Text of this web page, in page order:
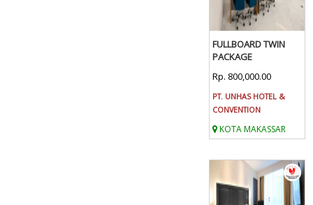
FULLBOARD TWIN
PACKAGE
Rp. 800,000.00
PT. UNHAS HOTEL &
CONVENTION
KOTA MAKASSAR